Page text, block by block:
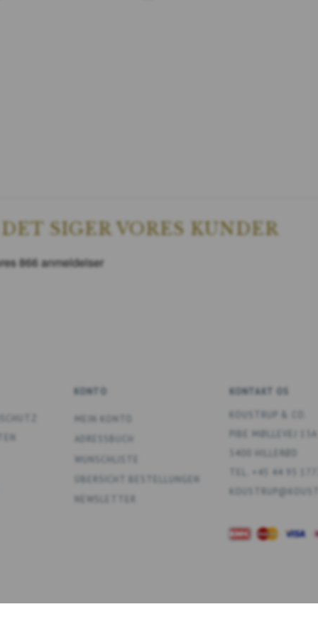
DET SIGER VORES KUNDER
KONTO
MEIN KONTO
ADRESSBUCH
WUNSCHLISTE
NEWSLETTER
KONTAKT OS
PIBE MØLLEVEJ 13A
3400 HILLERØD
TEL. +45 44 95 1777